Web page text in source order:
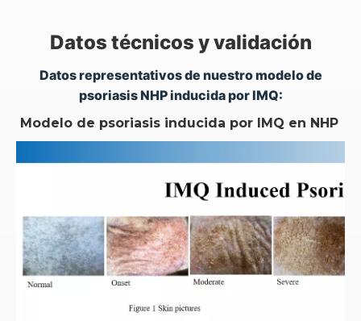
Datos técnicos y validación
Datos representativos de nuestro modelo de
psoriasis NHP inducida por IMQ:
Modelo de psoriasis inducida por IMQ en NHP